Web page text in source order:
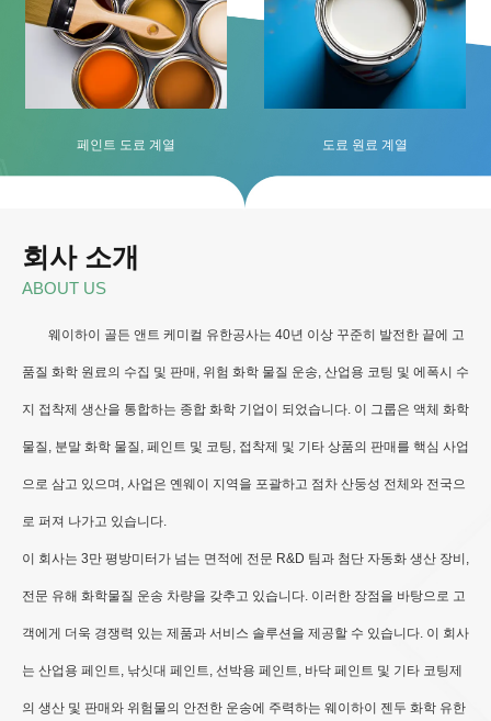
페인트 도료 계열 도료 원료 계열
회사 소개
ABOUT US
웨이하이 골든 앤트 케미컬 유한공사는 40년 이상 꾸준히 발전한 끝에 고
품질 화학 원료의 수집 및 판매, 위험 화학 물질 운송, 산업용 코팅 및 에폭시 수
지 접착제 생산을 통합하는 종합 화학 기업이 되었습니다. 이 그룹은 액체 화학
물질, 분말 화학 물질, 페인트 및 코팅, 접착제 및 기타 상품의 판매를 핵심 사업
으로 삼고 있으며, 사업은 옌웨이 지역을 포괄하고 점차 산둥성 전체와 전국으
로 퍼져 나가고 있습니다.
이 회사는 3만 평방미터가 넘는 면적에 전문 R&D 팀과 첨단 자동화 생산 장비,
전문 유해 화학물질 운송 차량을 갖추고 있습니다. 이러한 장점을 바탕으로 고
객에게 더욱 경쟁력 있는 제품과 서비스 솔루션을 제공할 수 있습니다. 이 회사
는 산업용 페인트, 낚싯대 페인트, 선박용 페인트, 바닥 페인트 및 기타 코팅제
의 생산 및 판매와 위험물의 안전한 운송에 주력하는 웨이하이 젠두 화학 유한